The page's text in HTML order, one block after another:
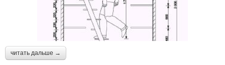
читать дальше →